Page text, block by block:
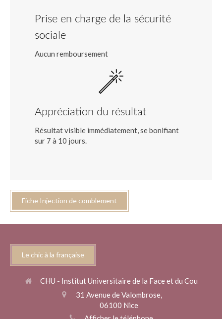
Prise en charge de la sécurité
sociale
Aucun remboursement
Appréciation du résultat
Résultat visible immédiatement, se bonifiant
sur 7 à 10 jours.
Fiche Injection de comblement
Le chic à la française
CHU - Institut Universitaire de la Face et du Cou
31 Avenue de Valombrose,
06100 Nice